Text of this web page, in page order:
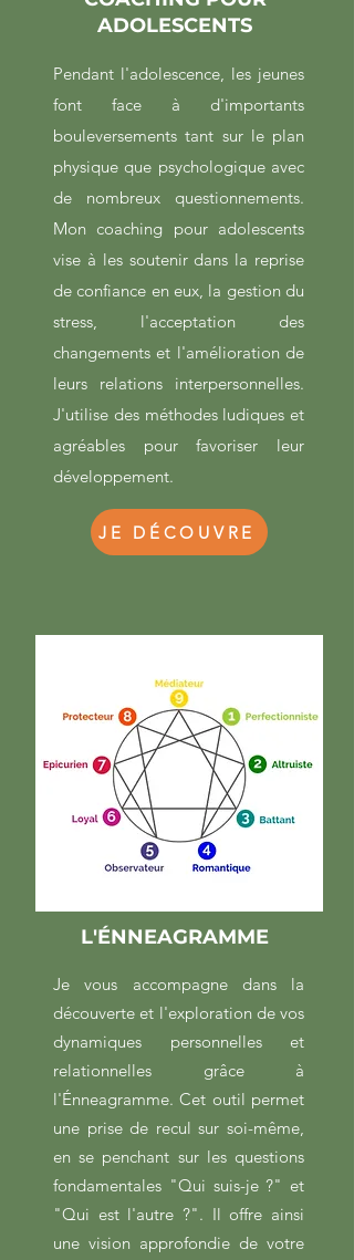
ADOLESCENTS
Pendant l'adolescence, les jeunes
font face à d'importants
bouleversements tant sur le plan
physique que psychologique avec
de nombreux questionnements.
Mon coaching pour adolescents
vise à les soutenir dans la reprise
de confiance en eux, la gestion du
stress, l'acceptation des
changements et l'amélioration de
leurs relations interpersonnelles.
J'utilise des méthodes ludiques et
agréables pour favoriser leur
développement.
JE DÉCOUVRE
L'ÉNNEAGRAMME
Je vous accompagne dans la
découverte et l'exploration de vos
dynamiques personnelles et
relationnelles grâce à
l'Énneagramme. Cet outil permet
une prise de recul sur soi-même,
en se penchant sur les questions
fondamentales "Qui suis-je ?" et
"Qui est l'autre ?". Il offre ainsi
une vision approfondie de votre